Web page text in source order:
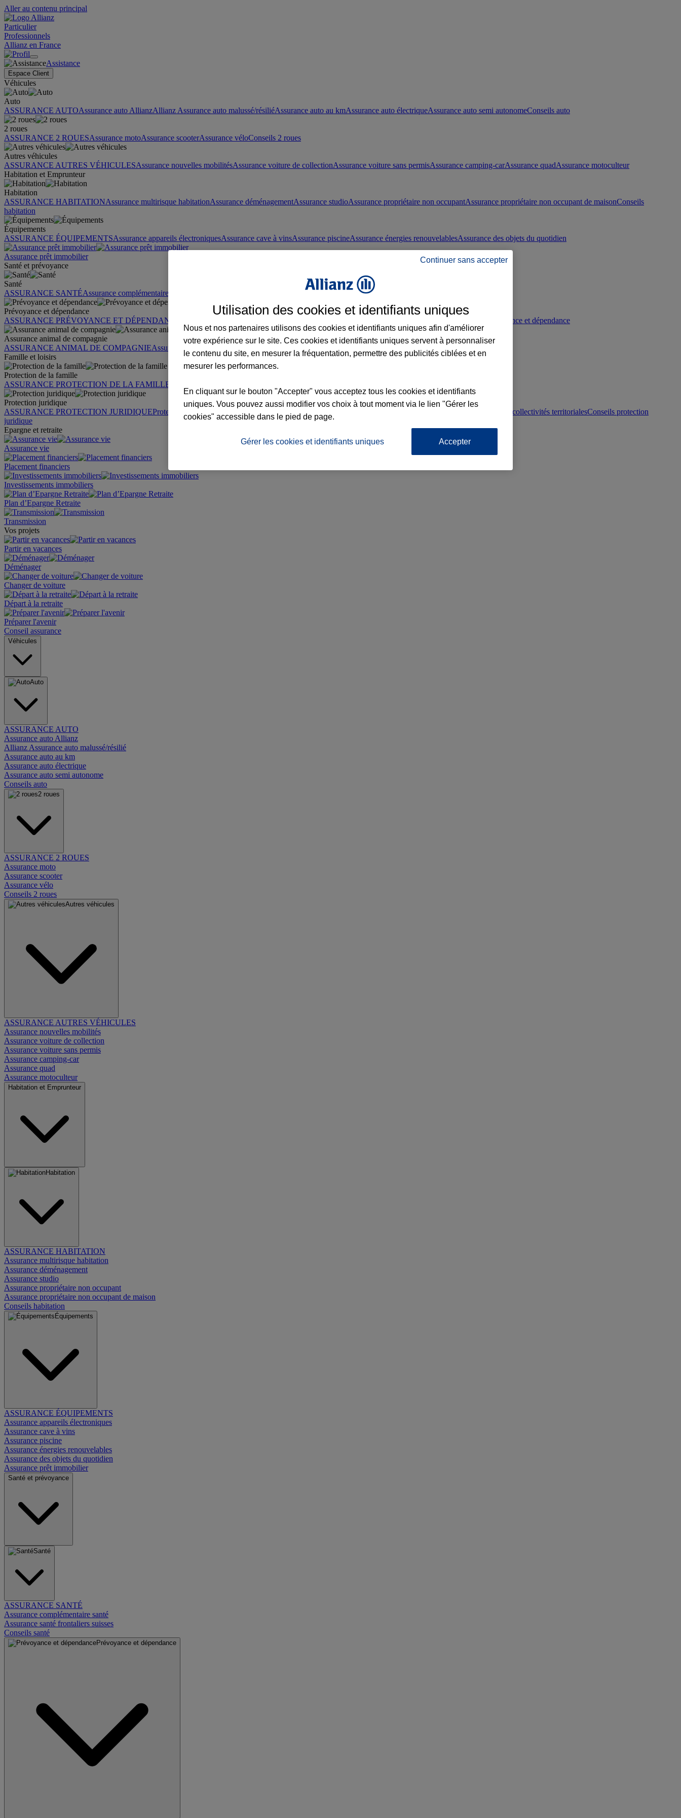
Aller au contenu principal
Particulier
Professionnels
Allianz en France
Assistance
Espace Client
Véhicules
Auto
ASSURANCE AUTOAssurance auto AllianzAllianz Assurance auto malussé/résiliéAssurance auto au kmAssurance auto électriqueAssurance auto semi autonomeConseils auto
2 roues
ASSURANCE 2 ROUESAssurance motoAssurance scooterAssurance véloConseils 2 roues
Autres véhicules
ASSURANCE AUTRES VÉHICULESAssurance nouvelles mobilitésAssurance voiture de collectionAssurance voiture sans permisAssurance camping-carAssurance quadAssurance motoculteur
Habitation et Emprunteur
Habitation
ASSURANCE HABITATIONAssurance multirisque habitationAssurance déménagementAssurance studioAssurance propriétaire non occupantAssurance propriétaire non occupant de maisonConseils
habitation
Équipements
ASSURANCE ÉQUIPEMENTSAssurance appareils électroniquesAssurance cave à vinsAssurance piscineAssurance énergies renouvelablesAssurance des objets du quotidien
Assurance prêt immobilier
Santé et prévoyance
Santé
ASSURANCE SANTÉAssurance complémentaire santé Conseils santé
Prévoyance et dépendance
ASSURANCE PRÉVOYANCE ET DÉPENDANCE
Conseils prévoyance et dépendance
Assurance animal de compagnie
ASSURANCE ANIMAL DE COMPAGNIEAssurance chien Assurance chat
Conseils animal de compagnie
Famille et loisirs
Protection de la famille
ASSURANCE PROTECTION DE LA FAMILLE
Protection juridique
ASSURANCE PROTECTION JURIDIQUEProtection juridique particuliers Protection juridique immobilière Protection juridique collectivités territorialesConseils protection
juridique
Epargne et retraite
Assurance vie
Placement financiers
Investissements immobiliers
Plan d’Epargne Retraite
Transmission
Vos projets
Partir en vacances
Déménager
Changer de voiture
Départ à la retraite
Préparer l'avenir
Conseil assurance
Véhicules
Auto
ASSURANCE AUTO
Assurance auto Allianz
Allianz Assurance auto malussé/résilié
Assurance auto au km
Assurance auto électrique
Assurance auto semi autonome
Conseils auto
2 roues
ASSURANCE 2 ROUES
Assurance moto
Assurance scooter
Assurance vélo
Conseils 2 roues
Autres véhicules
ASSURANCE AUTRES VÉHICULES
Assurance nouvelles mobilités
Assurance voiture de collection
Assurance voiture sans permis
Assurance camping-car
Assurance quad
Assurance motoculteur
Habitation et Emprunteur
Habitation
ASSURANCE HABITATION
Assurance multirisque habitation
Assurance déménagement
Assurance studio
Assurance propriétaire non occupant
Assurance propriétaire non occupant de maison
Conseils habitation
Équipements
ASSURANCE ÉQUIPEMENTS
Assurance appareils électroniques
Assurance cave à vins
Assurance piscine
Assurance énergies renouvelables
Assurance des objets du quotidien
Assurance prêt immobilier
Santé et prévoyance
Santé
ASSURANCE SANTÉ
Assurance complémentaire santé
Assurance santé frontaliers suisses
Conseils santé
Prévoyance et dépendance
Continuer sans accepter
Utilisation des cookies et identifiants uniques
Nous et nos partenaires utilisons des cookies et identifiants uniques afin d'améliorer
votre expérience sur le site. Ces cookies et identifiants uniques servent à personnaliser
le contenu du site, en mesurer la fréquentation, permettre des publicités ciblées et en
mesurer les performances.
En cliquant sur le bouton "Accepter" vous acceptez tous les cookies et identifiants
uniques. Vous pouvez aussi modifier vos choix à tout moment via le lien "Gérer les
cookies" accessible dans le pied de page.
Gérer les cookies et identifiants uniques Accepter